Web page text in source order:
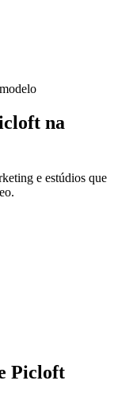
na
e estúdios que
Picloft